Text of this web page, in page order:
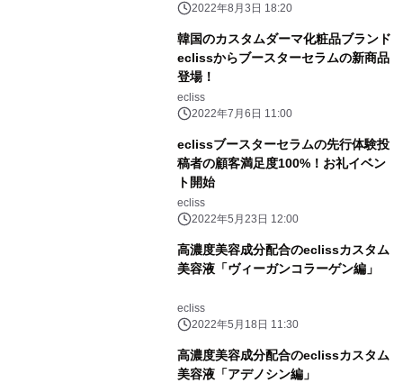
2022年8月3日 18:20
韓国のカスタムダーマ化粧品ブランド
eclissからブースターセラムの新商品
登場！
ecliss
2022年7月6日 11:00
eclissブースターセラムの先行体験投
稿者の顧客満足度100%！お礼イベン
ト開始
ecliss
2022年5月23日 12:00
高濃度美容成分配合のeclissカスタム
美容液「ヴィーガンコラーゲン編」
ecliss
2022年5月18日 11:30
高濃度美容成分配合のeclissカスタム
美容液「アデノシン編」